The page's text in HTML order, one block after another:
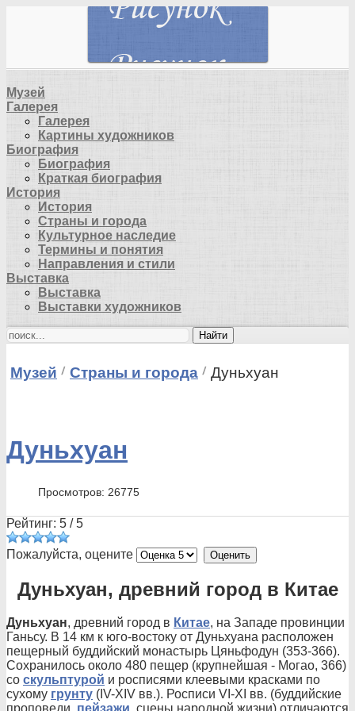
Музей
Галерея
Галерея
Картины художников
Биография
Биография
Краткая биография
История
История
Страны и города
Культурное наследие
Термины и понятия
Направления и стили
Выставка
Выставка
Выставки художников
Найти
Музей Страны и города Дуньхуан
Дуньхуан
Просмотров: 26775
Рейтинг: 5 /5
Пожалуйста, оцените
Дуньхуан, древний город в Китае
Дуньхуан, древний город в Китае, на Западе провинции
Ганьсу. В 14 км к юго-востоку от Дуньхуана расположен
пещерный буддийский монастырь Цяньфодун (353-366).
Сохранилось около 480 пещер (крупнейшая - Могао, 366)
со скульптурой и росписями клеевыми красками по
сухому грунту (IV-XIV вв.). Росписи VI-XI вв. (буддийские
проповеди, пейзажи , сцены народной жизни) отличаются